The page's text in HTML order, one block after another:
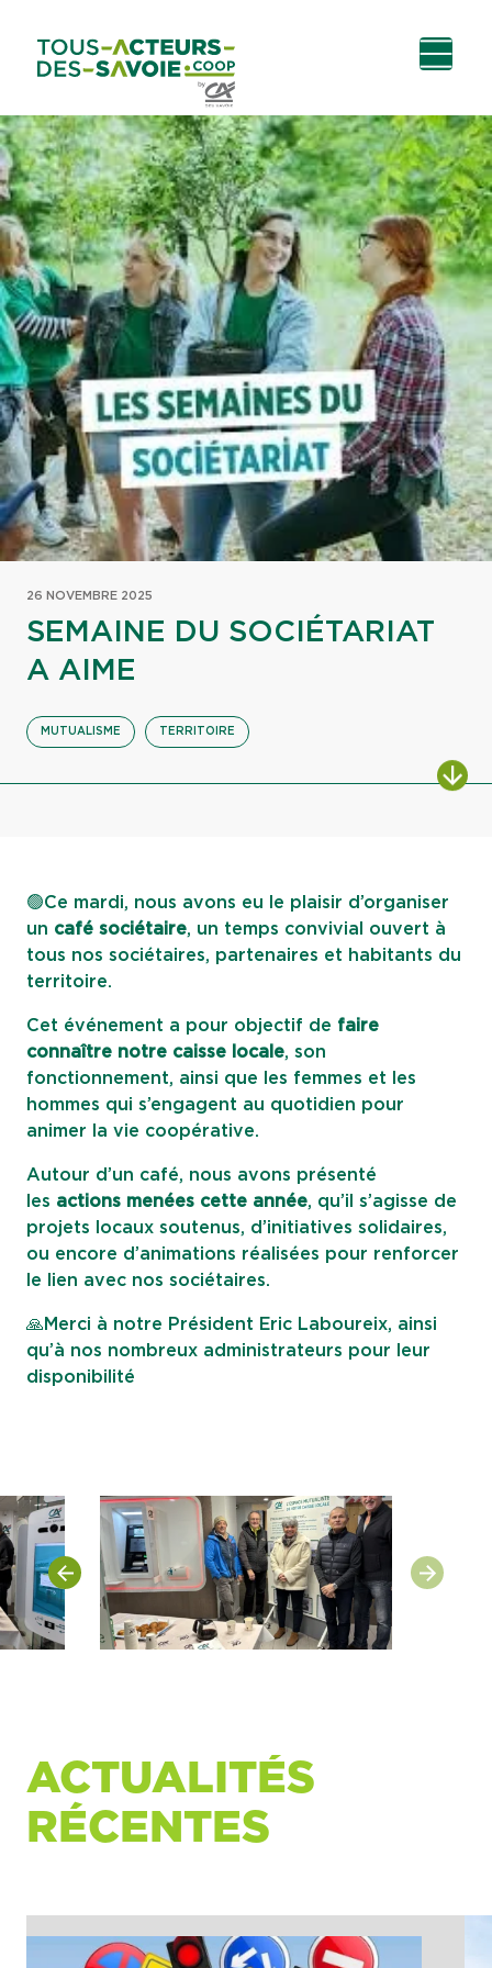
contenu
principal
26 NOVEMBRE 2025
SEMAINE DU SOCIÉTARIAT
A AIME
MUTUALISME TERRITOIRE
🟢Ce mardi, nous avons eu le plaisir d’organiser
un café sociétaire, un temps convivial ouvert à
tous nos sociétaires, partenaires et habitants du
territoire.
Cet événement a pour objectif de faire
connaître notre caisse locale, son
fonctionnement, ainsi que les femmes et les
hommes qui s’engagent au quotidien pour
animer la vie coopérative.
Autour d’un café, nous avons présenté
les actions menées cette année, qu’il s’agisse de
projets locaux soutenus, d’initiatives solidaires,
ou encore d’animations réalisées pour renforcer
le lien avec nos sociétaires.
🙏Merci à notre Président Eric Laboureix, ainsi
qu’à nos nombreux administrateurs pour leur
disponibilité
ACTUALITÉS
RÉCENTES